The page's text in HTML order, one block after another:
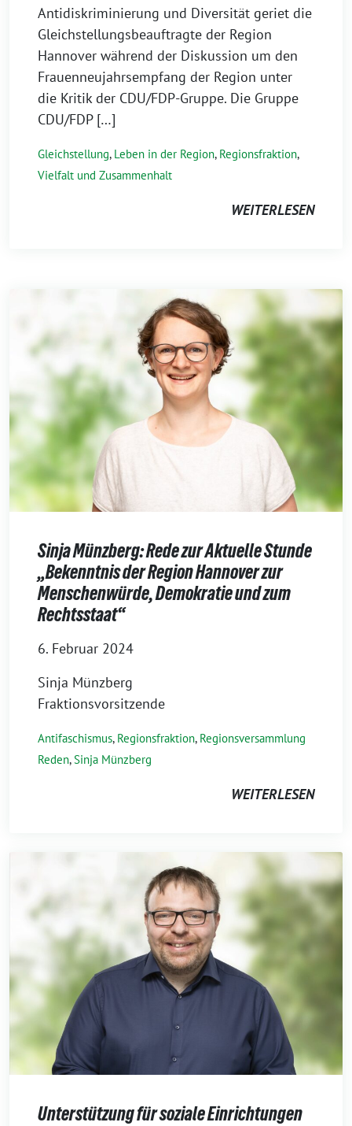
Antidiskriminierung und Diversität geriet die
Gleichstellungsbeauftragte der Region
Hannover während der Diskussion um den
Frauenneujahrsempfang der Region unter
die Kritik der CDU/FDP-Gruppe. Die Gruppe
CDU/FDP […]
Gleichstellung, Leben in der Region, Regionsfraktion,
Vielfalt und Zusammenhalt
WEITERLESEN
Sinja Münzberg: Rede zur Aktuelle Stunde
„Bekenntnis der Region Hannover zur
Menschenwürde, Demokratie und zum
Rechtsstaat“
6. Februar 2024
Sinja Münzberg
Fraktionsvorsitzende
Antifaschismus, Regionsfraktion, Regionsversammlung
Reden,Sinja Münzberg
WEITERLESEN
Unterstützung für soziale Einrichtungen